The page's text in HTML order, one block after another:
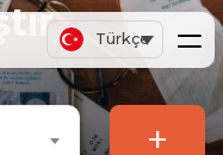
Türkçe
+